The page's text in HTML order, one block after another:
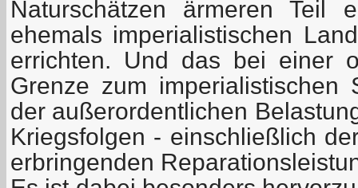
Naturschätzen ärmeren Teil
ehemals imperialistischen
errichten. Und das bei einer
Grenze zum imperialistischen
der außerordentlichen
Kriegsfolgen - einschließlich
erbringenden